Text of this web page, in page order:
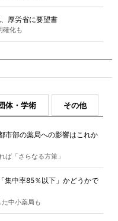
厚労省に要望書
確化も
体・学術 その他
市部の薬局への影響はこれか
ば「さらなる方策」
集中率85％以下」かどうかで
中小薬局も